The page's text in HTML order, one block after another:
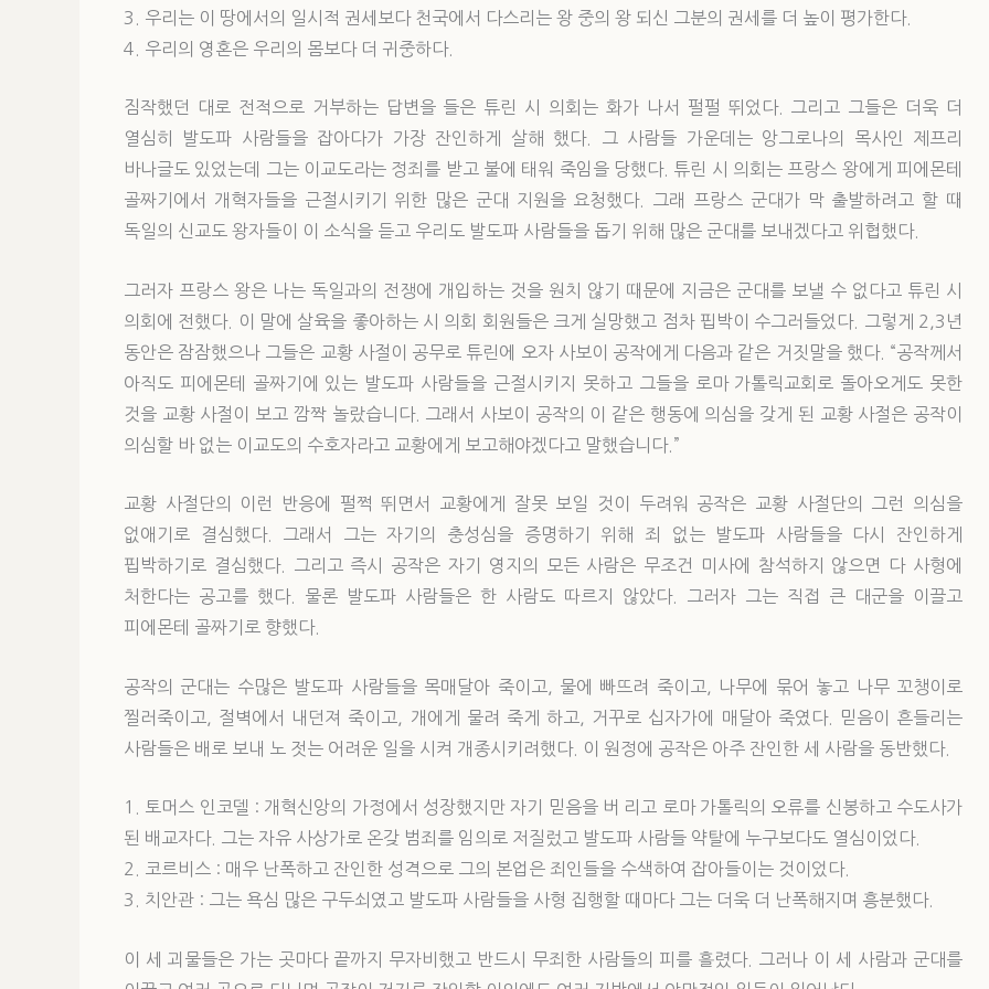
3. 우리는 이 땅에서의 일시적 권세보다 천국에서 다스리는 왕 중의 왕 되신 그분의 권세를 더 높이 평가한다.
4. 우리의 영혼은 우리의 몸보다 더 귀중하다.
짐작했던 대로 전적으로 거부하는 답변을 들은 튜린 시 의회는 화가 나서 펄펄 뛰었다. 그리고 그들은 더욱 더
열심히 발도파 사람들을 잡아다가 가장 잔인하게 살해 했다. 그 사람들 가운데는 앙그로나의 목사인 제프리
바나글도 있었는데 그는 이교도라는 정죄를 받고 불에 태워 죽임을 당했다. 튜린 시 의회는 프랑스 왕에게 피에몬테
골짜기에서 개혁자들을 근절시키기 위한 많은 군대 지원을 요청했다. 그래 프랑스 군대가 막 출발하려고 할 때
독일의 신교도 왕자들이 이 소식을 듣고 우리도 발도파 사람들을 돕기 위해 많은 군대를 보내겠다고 위협했다.
그러자 프랑스 왕은 나는 독일과의 전쟁에 개입하는 것을 원치 않기 때문에 지금은 군대를 보낼 수 없다고 튜린 시
의회에 전했다. 이 말에 살육을 좋아하는 시 의회 회원들은 크게 실망했고 점차 핍박이 수그러들었다. 그렇게 2,3년
동안은 잠잠했으나 그들은 교황 사절이 공무로 튜린에 오자 사보이 공작에게 다음과 같은 거짓말을 했다. “공작께서
아직도 피에몬테 골짜기에 있는 발도파 사람들을 근절시키지 못하고 그들을 로마 가톨릭교회로 돌아오게도 못한
것을 교황 사절이 보고 깜짝 놀랐습니다. 그래서 사보이 공작의 이 같은 행동에 의심을 갖게 된 교황 사절은 공작이
의심할 바 없는 이교도의 수호자라고 교황에게 보고해야겠다고 말했습니다.”
교황 사절단의 이런 반응에 펄쩍 뛰면서 교황에게 잘못 보일 것이 두려워 공작은 교황 사절단의 그런 의심을
없애기로 결심했다. 그래서 그는 자기의 충성심을 증명하기 위해 죄 없는 발도파 사람들을 다시 잔인하게
핍박하기로 결심했다. 그리고 즉시 공작은 자기 영지의 모든 사람은 무조건 미사에 참석하지 않으면 다 사형에
처한다는 공고를 했다. 물론 발도파 사람들은 한 사람도 따르지 않았다. 그러자 그는 직접 큰 대군을 이끌고
피에몬테 골짜기로 향했다.
공작의 군대는 수많은 발도파 사람들을 목매달아 죽이고, 물에 빠뜨려 죽이고, 나무에 묶어 놓고 나무 꼬챙이로
찔러죽이고, 절벽에서 내던져 죽이고, 개에게 물려 죽게 하고, 거꾸로 십자가에 매달아 죽였다. 믿음이 흔들리는
사람들은 배로 보내 노 젓는 어려운 일을 시켜 개종시키려했다. 이 원정에 공작은 아주 잔인한 세 사람을 동반했다.
1. 토머스 인코델 : 개혁신앙의 가정에서 성장했지만 자기 믿음을 버 리고 로마 가톨릭의 오류를 신봉하고 수도사가
된 배교자다. 그는 자유 사상가로 온갖 범죄를 임의로 저질렀고 발도파 사람들 약탈에 누구보다도 열심이었다.
2. 코르비스 : 매우 난폭하고 잔인한 성격으로 그의 본업은 죄인들을 수색하여 잡아들이는 것이었다.
3. 치안관 : 그는 욕심 많은 구두쇠였고 발도파 사람들을 사형 집행할 때마다 그는 더욱 더 난폭해지며 흥분했다.
이 세 괴물들은 가는 곳마다 끝까지 무자비했고 반드시 무죄한 사람들의 피를 흘렸다. 그러나 이 세 사람과 군대를